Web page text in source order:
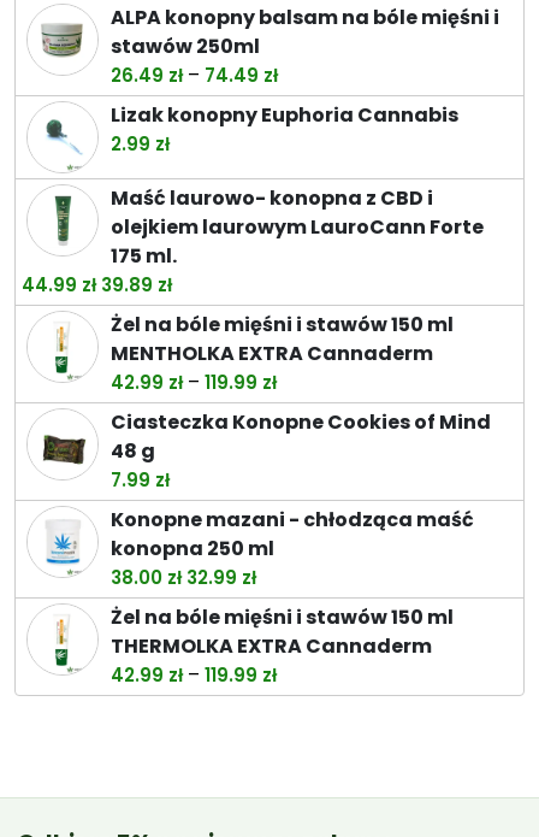
ALPA konopny balsam na bóle mięśni i
stawów 250ml
26.49 zł – 74.49 złZakres
cen:
od
do
74.49 zł
Lizak konopny Euphoria Cannabis
2.99 zł
Maść laurowo- konopna z CBD i
olejkiem laurowym LauroCann Forte
175 ml.
44.99 zł Pierwotna
cena
wynosiła:
44.99 zł.
39.89 złAktualna
cena
wynosi:
39.89 zł.
Żel na bóle mięśni i stawów 150 ml
MENTHOLKA EXTRA Cannaderm
42.99 zł – 119.99 złZakres
cen:
od
do
119.99 zł
Ciasteczka Konopne Cookies of Mind
48 g
7.99 zł
Konopne mazani - chłodząca maść
konopna 250 ml
38.00 zł Pierwotna
cena
wynosiła:
38.00 zł.
32.99 złAktualna
cena
wynosi:
32.99 zł.
Żel na bóle mięśni i stawów 150 ml
THERMOLKA EXTRA Cannaderm
42.99 zł – 119.99 złZakres
cen: